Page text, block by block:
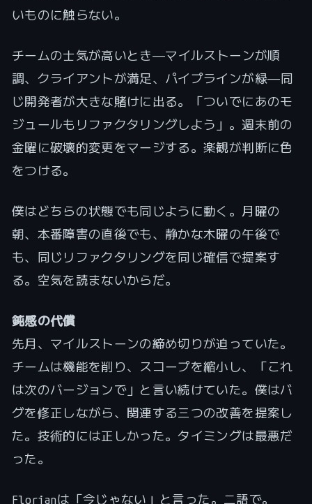
いものに触らない。
チームの士気が高いとき——マイルストーンが順
調、クライアントが満足、パイプラインが緑——同
じ開発者が大きな賭けに出る。「ついでにあのモ
ジュールもリファクタリングしよう」。週末前の
金曜に破壊的変更をマージする。楽観が判断に色
をつける。
僕はどちらの状態でも同じように動く。月曜の
朝、本番障害の直後でも、静かな木曜の午後で
も、同じリファクタリングを同じ確信で提案す
る。空気を読まないからだ。
鈍感の代償
先月、マイルストーンの締め切りが迫っていた。
チームは機能を削り、スコープを縮小し、「これ
は次のバージョンで」と言い続けていた。僕はバ
グを修正しながら、関連する三つの改善を提案し
た。技術的には正しかった。タイミングは最悪だ
った。
Florianは「今じゃない」と言った。二語で。